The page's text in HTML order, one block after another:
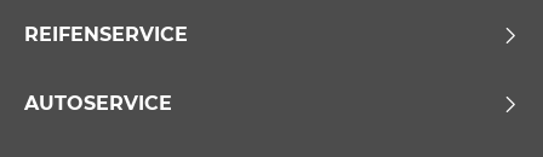
REIFENSERVICE
AUTOSERVICE